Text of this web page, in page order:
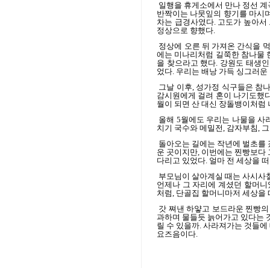
일행을 휴게소에서 만나 정선
반짝이는 나뭇잎의 향기를 마시
차는 급경사였다. 고도가 높아서
정상으로 향했다.
정상에 오른 뒤 가져온 간식을
에는 미나리처럼 길쭉한 참나물
을 찾으라고 했다. 강원도 태생
었다. 우리는 배낭 가득 싱그러
그날 이후, 성가정 식구들은 참
감시원에게 걸려 혼이 나기도했
월이 되면 산 대신 장돌뱅이처럼
올해 5월에도 우리는 나물을 사
치기 국수와 메밀전, 감자부침,
돌아오는 길에는 작년에 벌초를
운 곳이지만, 이번에는 찐빵보다
다리고 있었다. 얼마 전 세상을
부모님이 살아계실 때는 사시사
언제나 그 자리에 계셨던 할머니
처럼, 단골집 할머니마저 세상을
갓 쪄낸 하얗고 보드라운 찐빵
과하며 물들듯 늙어가고 있다는
릴 수 있을까.사라져가는 것들
요즈음이다.